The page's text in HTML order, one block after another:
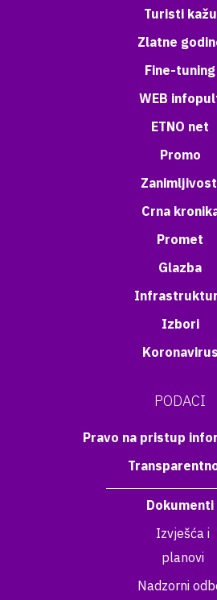
Turisti kažu
Zlatne
Fine-tuning
WEB
ETNO net
Promo
Crna
Promet
Glazba
Izbori
Koronavirus
PODACI
Pravo na pristup
Dokumenti
Izvješća i
planovi
Nadzorni